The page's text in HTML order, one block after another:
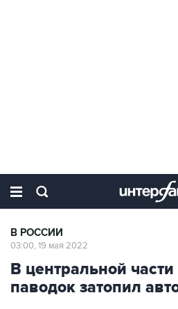
В РОССИИ
03:00, 19 мая 2022
В центральной
паводок затопил